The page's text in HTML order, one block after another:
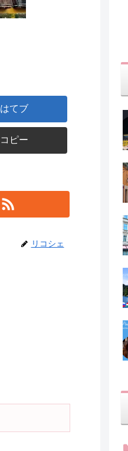
はてブ
コピー
リコシェ